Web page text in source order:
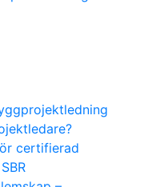
certifierad